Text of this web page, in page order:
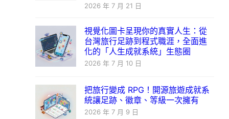
2026 年 7 月 21 日
視覺化圖卡呈現你的真實人生：從
台灣旅行足跡到程式職涯，全面進
化的「人生成就系統」生態圈
2026 年 7 月 10 日
把旅行變成 RPG！開源旅遊成就系
統讓足跡、徽章、等級一次擁有
2026 年 7 月 9 日